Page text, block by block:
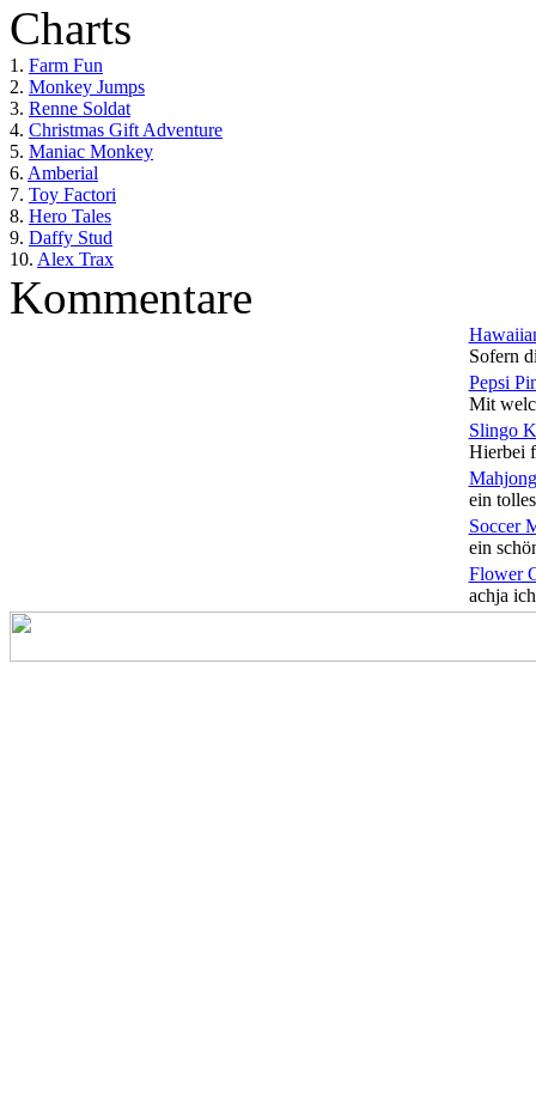
Charts
1. Farm Fun
2. Monkey Jumps
3. Renne Soldat
4. Christmas Gift Adventure
5. Maniac Monkey
6. Amberial
7. Toy Factori
8. Hero Tales
9. Daffy Stud
10. Alex Trax
Kommentare
Sofern
Pepsi
Mit
Slingo
Hierbei
ein
Soccer
ein
Flower
achja